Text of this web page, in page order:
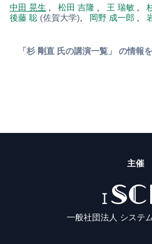
中田 晃生 松田 吉隆 王 瑞敏
後藤 聡 (佐賀大学) 岡野 成一郎
「杉 剛直 氏の講演一覧」 の情報
主催
一般社団法人 システ